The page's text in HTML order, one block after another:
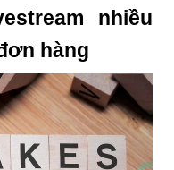
nhiều
hàng